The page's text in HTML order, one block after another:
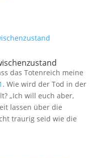
das Totenreich meine
. Wie wird der Tod in der
„Ich will euch aber,
lassen über die
traurig seid wie die